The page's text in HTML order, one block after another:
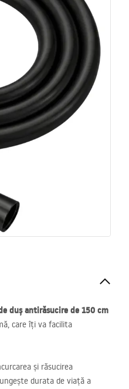
duș antirăsucire de 150 cm
care îți va facilita
și răsucirea
durata de viață a